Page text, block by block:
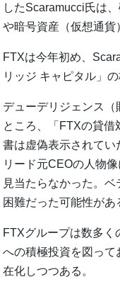
したScaramucci氏は
や暗号資産（仮想通貨
FTXは今年初め、
リッジ キャピタル」
デューデリジェンス
ところ、「FTXの貸
書は虚偽表示されてい
リード元CEOの人物
見当たらなかった。
困難だった可能性があ
FTXグループは数多く
への積極投資を図っ
在化しつつある。